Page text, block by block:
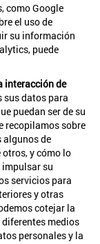
como Google
el uso de
su información
puede
interacción de
sus datos para
puedan ser de su
recopilamos sobre
algunos de
y cómo lo
su
servicios para
y otras
cotejar la
medios
personales y la